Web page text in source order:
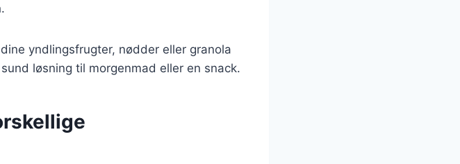
yndlingsfrugter, nødder eller granola
løsning til morgenmad eller en snack.